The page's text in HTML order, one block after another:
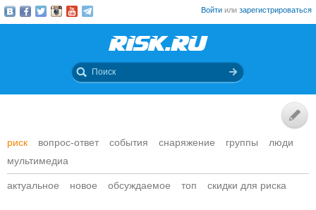
Войти или зарегистрироваться
риск вопрос-ответ события снаряжение группы
люди
мультимедиа
актуальное новое обсуждаемое топ скидки для риска